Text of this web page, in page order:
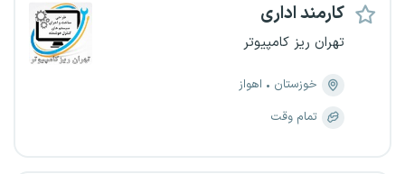
کارمند اداری
تهران ریز کامپیوتر
خوزستان
اهواز
تمام وقت